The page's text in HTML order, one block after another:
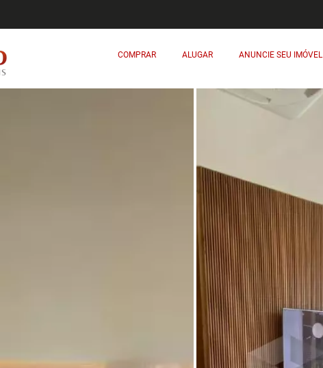
COMPRAR ALUGAR ANUNCIE SEU IMÓVEL